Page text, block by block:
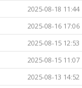
2025-08-18 11:44
2025-08-16 17:06
2025-08-15 12:53
2025-08-15 11:07
2025-08-13 14:52